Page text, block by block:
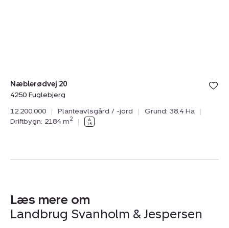
Bolig er
under
Næblerødvej 20
4250 Fuglebjerg
12.200.000
| Planteavlsgård / -jord | Grund: 38.4 Ha
|
Driftbygn: 2184 m2 |
Læs mere om
Landbrug Svanholm & Jespersen